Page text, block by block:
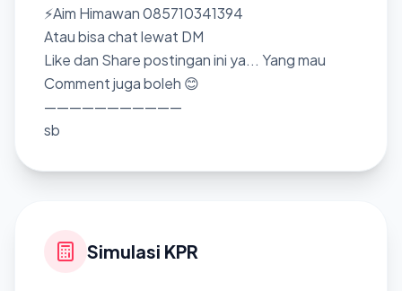
⚡Aim Himawan 085710341394
Atau bisa chat lewat DM
Like dan Share postingan ini ya... Yang mau
Comment juga boleh 😊
———————————
sb
Simulasi KPR